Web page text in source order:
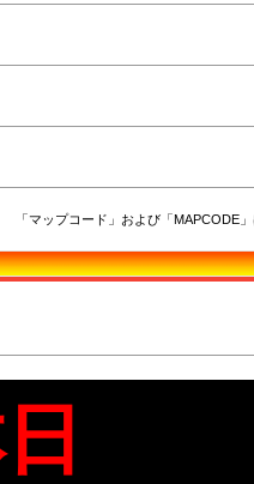
「マップコード」および「MAPCODE